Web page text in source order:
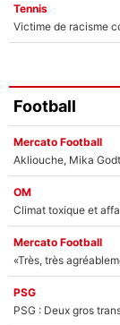
Tennis
Football
Mercato Football
OM
Mercato Football
PSG